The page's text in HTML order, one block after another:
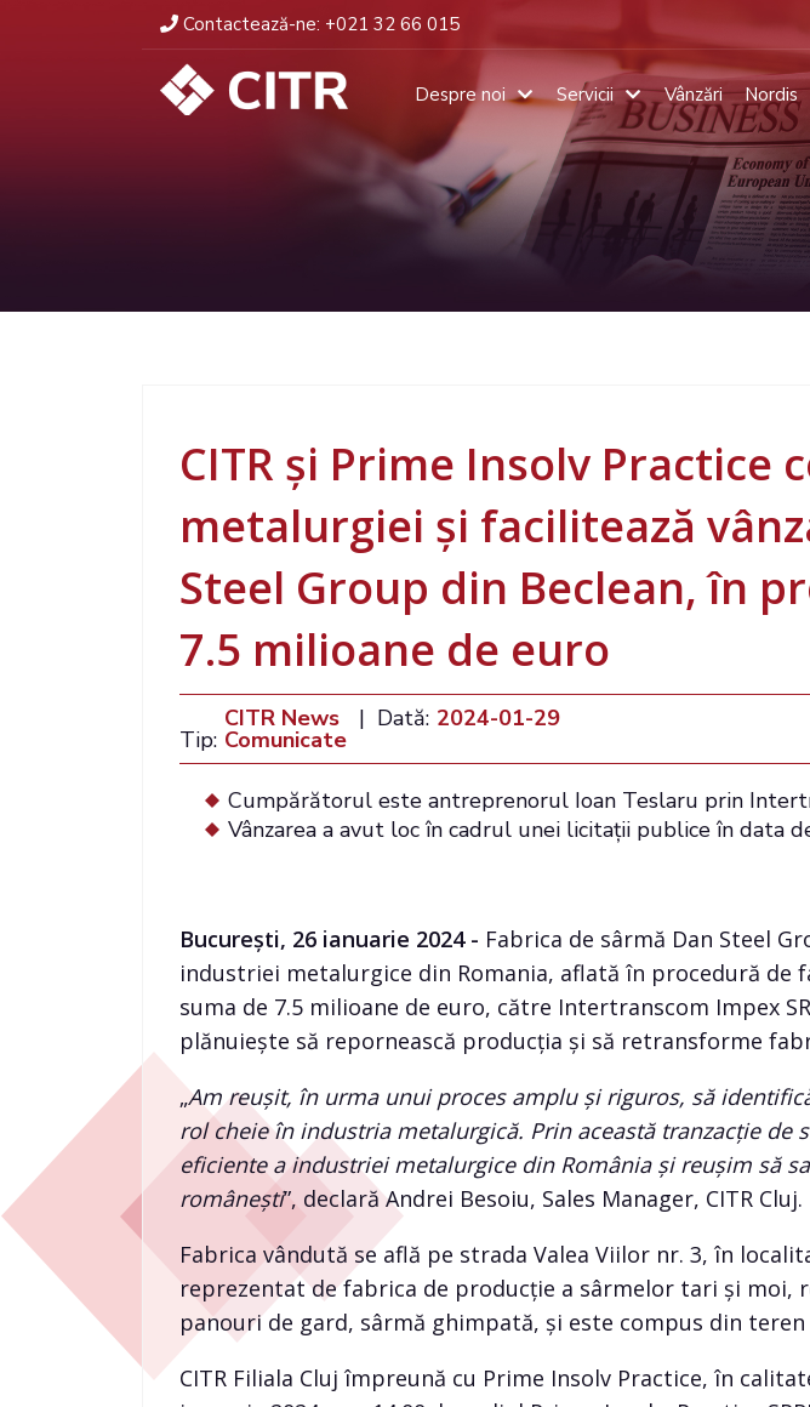
Contactează-ne: +021 32 66 015
Despre noi Servicii Vânzări Nordis
CITR și Prime Insolv
metalurgiei și facilitează
Steel Group din Beclean, în
7.5 milioane de euro
Tip:
CITR News
Comunicate
| Dată: 2024-01-29
Cumpărătorul este antreprenorul Ioan Teslaru prin
Vânzarea a avut loc în cadrul unei licitații publice în data
București, 26 ianuarie 2024 - Fabrica de sârmă Dan Steel
industriei metalurgice din Romania, aflată în procedură de
suma de 7.5 milioane de euro, către Intertranscom Impex
plănuiește să repornească producția și să retransforme
„Am reușit, în urma unui proces amplu și riguros, să
rol cheie în industria metalurgică. Prin această tranzacție
eficiente a industriei metalurgice din România și reușim să
românești”, declară Andrei Besoiu, Sales Manager, CITR Cluj.
Fabrica vândută se află pe strada Valea Viilor nr. 3, în
reprezentat de fabrica de producție a sârmelor tari și moi,
panouri de gard, sârmă ghimpată, și este compus din
CITR Filiala Cluj împreună cu Prime Insolv Practice, în